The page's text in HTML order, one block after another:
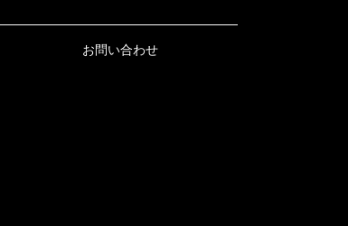
お問い合わせ